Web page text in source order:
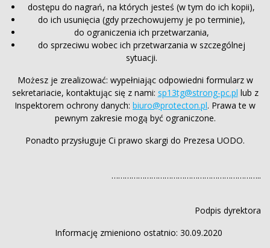
dostępu do nagrań, na których jesteś (w tym do ich kopii),
do ich usunięcia (gdy przechowujemy je po terminie),
do ograniczenia ich przetwarzania,
do sprzeciwu wobec ich przetwarzania w szczególnej
sytuacji.
Możesz je zrealizować: wypełniając odpowiedni formularz w
sekretariacie, kontaktując się z nami: sp13tg@strong-pc.pl lub z
Inspektorem ochrony danych: biuro@protecton.pl. Prawa te w
pewnym zakresie mogą być ograniczone.
Ponadto przysługuje Ci prawo skargi do Prezesa UODO.
…………………………………………………………..
Podpis dyrektora
Informację zmieniono ostatnio: 30.09.2020